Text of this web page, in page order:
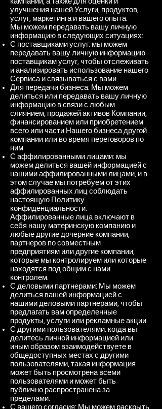
улучшения нашей Услуги, продуктов,
услуг, маркетинга и вашего опыта.
Мы можем передавать вашу личную
информацию в следующих ситуациях:
С поставщиками услуг: мы можем
передавать вашу личную информацию
поставщикам услуг, чтобы отслеживать
и анализировать использование нашего
Сервиса и связываться с вами.
Для передачи бизнеса: Мы можем
делиться или передавать вашу личную
информацию в связи с любым
слиянием, продажей активов Компании,
финансированием или приобретением
всего или части Нашего бизнеса другой
компании или во время переговоров по
ним.
С аффилированными лицами: мы
можем делиться вашей информацией с
нашими аффилированными лицами, и в
этом случае мы потребуем от этих
аффилированных лиц соблюдать
настоящую Политику
конфиденциальности.
Аффилированные лица включают в
себя нашу материнскую компанию и
любые другие дочерние компании,
партнеров по совместным
предприятиям или другие компании,
которые мы контролируем или которые
находятся под общим с нами
контролем.
С деловыми партнерами: Мы можем
делиться вашей информацией с
нашими деловыми партнерами, чтобы
предлагать вам определенные
продукты, услуги или рекламные акции.
С другими пользователями: когда вы
делитесь личной информацией или
иным образом взаимодействуете в
общедоступных местах с другими
пользователями, такая информация
может быть просмотрена всеми
пользователями и может быть
публично распространена за
пределами.
С вашего согласия: Мы можем раскрыть